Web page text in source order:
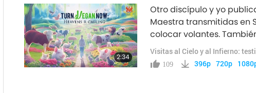
2:34
Otro discípulo y yo
Maestra transmitidas en
colocar volantes.
lugares públicos de
sueños, vi que cada
Visitas al Cielo y al Infierno:
109 396p 720p